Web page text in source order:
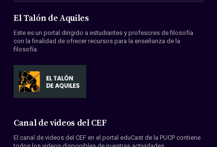
Acerca de nosotros
Miembros
Convenios
El Talón de Aquiles
Este es un portal dirigido a estudiantes y profesores de filosofía
con la finalidad de ofrecer recursos para la enseñanza de la
filosofía.
Canal de videos del CEF
El canal de videos del CEF en el portal eduCast de la PUCP contiene
todos los videos disponibles de nuestras actividades.